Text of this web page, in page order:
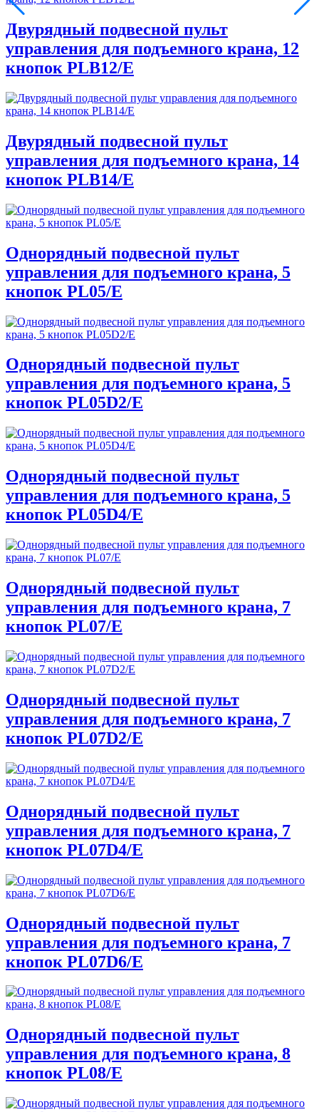
Двурядный подвесной пульт
управления для подъемного крана, 12
кнопок PLB12/E
Двурядный подвесной пульт
управления для подъемного крана, 14
кнопок PLB14/E
Однорядный подвесной пульт
управления для подъемного крана, 5
кнопок PL05/E
Однорядный подвесной пульт
управления для подъемного крана, 5
кнопок PL05D2/E
Однорядный подвесной пульт
управления для подъемного крана, 5
кнопок PL05D4/E
Однорядный подвесной пульт
управления для подъемного крана, 7
кнопок PL07/E
Однорядный подвесной пульт
управления для подъемного крана, 7
кнопок PL07D2/E
Однорядный подвесной пульт
управления для подъемного крана, 7
кнопок PL07D4/E
Однорядный подвесной пульт
управления для подъемного крана, 7
кнопок PL07D6/E
Однорядный подвесной пульт
управления для подъемного крана, 8
кнопок PL08/E